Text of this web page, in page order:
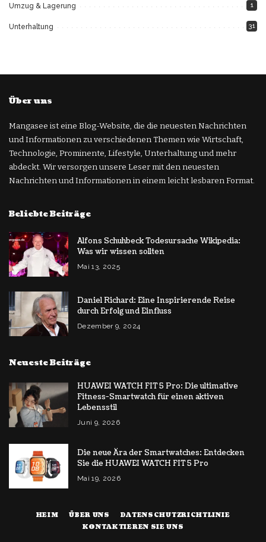
Umzug & Lagerung 1
Unterhaltung 31
Über uns
Mangasee ist eine Blog-Website, die die neuesten Nachrichten
und Informationen zu verschiedenen Themen wie Wirtschaft,
Technologie, Prominente, Lifestyle, Unterhaltung und mehr
abdeckt. Wir versorgen unsere Leser mit den neuesten
Nachrichten und Informationen in einem leicht lesbaren Format.
Beliebte Beiträge
Alfons Schuhbeck Todesursache Wikipedia:
Was wir wissen sollten
Mai 13, 2025
Daniel Richard: Eine Inspirierende Reise
durch Erfolg und Einfluss
Dezember 9, 2024
Neueste Beiträge
HUAWEI WATCH FIT 5 Pro: Die ultimative
Fitness-Smartwatch für einen aktiven
Lebensstil
Juni 9, 2026
Die neue Ära der Smartwatches: Entdecken
Sie die HUAWEI WATCH FIT 5 Pro
Mai 19, 2026
HEIM ÜBER UNS
DATENSCHUTZRICHTLINIE
KONTAKTIEREN SIE UNS